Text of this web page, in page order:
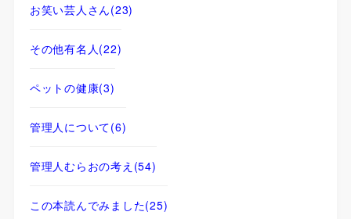
お笑い芸人さん(23)
その他有名人 (22)
ペットの健康(3)
管理人について(6)
管理人むらおの考え (54)
この本読んでみました(25)